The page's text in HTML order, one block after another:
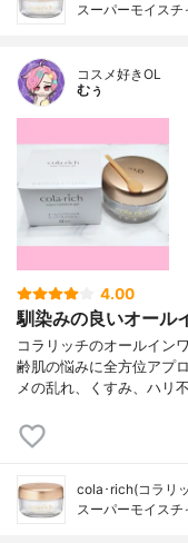
スーパーモイスチ
コスメ好きOL
むぅ
4.00
馴染みの良いオール
コラリッチのオールイン
齢肌の悩みに全方位アプ
メの乱れ、くすみ、ハリ
cola･rich(コラリ
スーパーモイスチ